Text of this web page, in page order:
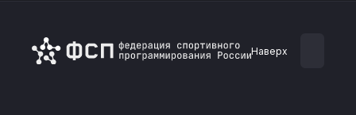
Наверх